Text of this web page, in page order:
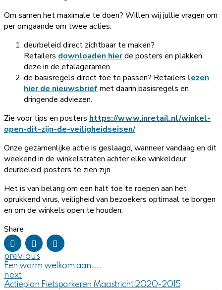
Om samen het maximale te doen? Willen wij jullie vragen om
per omgaande om twee acties:
deurbeleid direct zichtbaar te maken?
Retailers downloaden hierde posters en plakken
deze in de etalageramen.
de basisregels direct toe te passen? Retailers lezen
hier de nieuwsbriefmet daarin basisregels en
dringende adviezen.
Zie voor tips en posters https://www.inretail.nl/winkel-
open-dit-zijn-de-veiligheidseisen/
Onze gezamenlijke actie is geslaagd, wanneer vandaag en dit
weekend in de winkelstraten achter elke winkeldeur
deurbeleid-posters te zien zijn.
Het is van belang om een halt toe te roepen aan het
oprukkend virus, veiligheid van bezoekers optimaal te borgen
en om de winkels open te houden.
Share
previous
Een warm welkom aan....
next
Actieplan Fietsparkeren Maastricht 2020-2015